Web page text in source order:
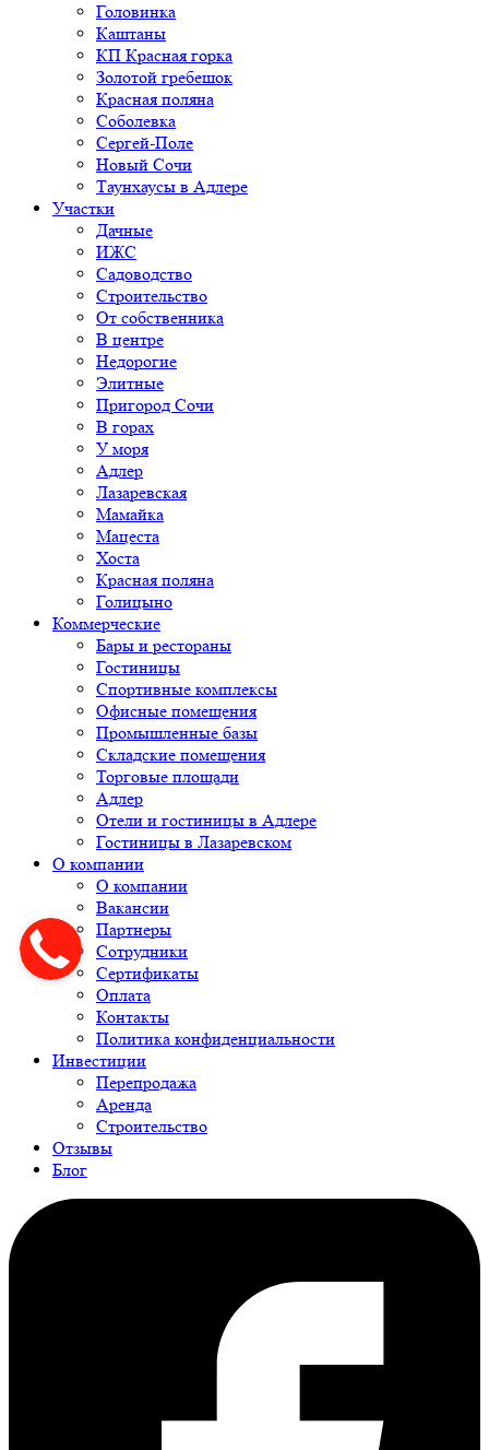
Головинка
Каштаны
КП Красная горка
Золотой гребешок
Красная поляна
Соболевка
Сергей-Поле
Новый Сочи
Таунхаусы в Адлере
Участки
Дачные
ИЖС
Садоводство
Строительство
От собственника
В центре
Недорогие
Элитные
Пригород Сочи
В горах
У моря
Адлер
Лазаревская
Мамайка
Мацеста
Хоста
Красная поляна
Голицыно
Коммерческие
Бары и рестораны
Гостиницы
Спортивные комплексы
Офисные помещения
Промышленные базы
Складские помещения
Торговые площади
Адлер
Отели и гостиницы в Адлере
Гостиницы в Лазаревском
О компании
О компании
Вакансии
Партнеры
Сотрудники
Сертификаты
Оплата
Контакты
Политика конфиденциальности
Инвестиции
Перепродажа
Аренда
Строительство
Отзывы
Блог